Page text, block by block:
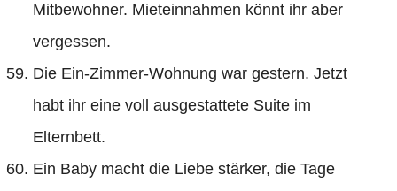
Mitbewohner. Mieteinnahmen könnt ihr aber
vergessen.
Die Ein-Zimmer-Wohnung war gestern. Jetzt
habt ihr eine voll ausgestattete Suite im
Elternbett.
Ein Baby macht die Liebe stärker, die Tage